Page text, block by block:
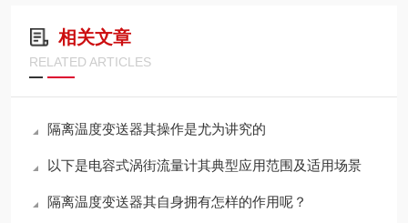
相关文章
RELATED ARTICLES
隔离温度变送器其操作是尤为讲究的
以下是电容式涡街流量计其典型应用范围及适用场景
隔离温度变送器其自身拥有怎样的作用呢？